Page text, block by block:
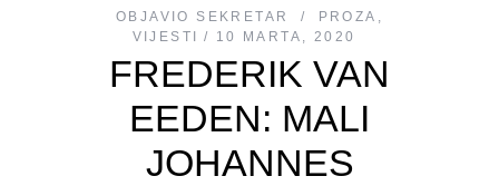
OBJAVIO SEKRETAR PROZA ,
VIJESTI
10 MARTA, 2020
FREDERIK VAN
EEDEN: MALI
JOHANNES